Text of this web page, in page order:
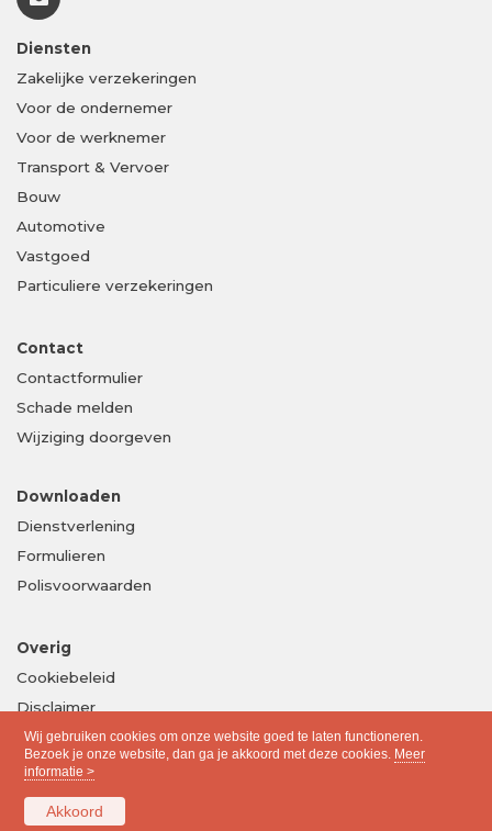
Wij gebruiken cookies om onze website goed te laten functioneren.
Bezoek je onze website, dan ga je akkoord met deze cookies. Meer
informatie >
Akkoord
Diensten
Zakelijke verzekeringen
Voor de ondernemer
Voor de werknemer
Transport & Vervoer
Bouw
Automotive
Vastgoed
Particuliere verzekeringen
Contact
Contactformulier
Schade melden
Wijziging doorgeven
Downloaden
Dienstverlening
Formulieren
Polisvoorwaarden
Overig
Cookiebeleid
Disclaimer
Privacy